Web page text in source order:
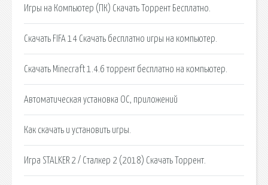
Игры на Компьютер (ПК) Скачать Торрент Бесплатно.
Скачать FIFA 14 Скачать бесплатно игры на компьютер.
Скачать Minecraft 1.4.6 торрент бесплатно на компьютер.
Автоматическая установка ОС, приложений
Как скачать и установить игры.
Игра STALKER 2 / Сталкер 2 (2018) Скачать Торрент.